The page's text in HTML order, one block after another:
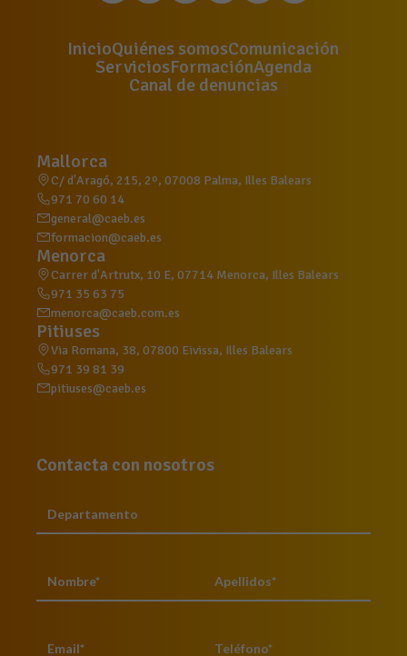
InicioQuiénes somosComunicación
ServiciosFormaciónAgenda
Canal de denuncias
Mallorca
C/ d'Aragó, 215, 2º, 07008 Palma, Illes Balears
971 70 60 14
general@caeb.es
formacion@caeb.es
Menorca
Carrer d'Artrutx, 10 E, 07714 Menorca, Illes Balears
971 35 63 75
menorca@caeb.com.es
Pitiuses
Via Romana, 38, 07800 Eivissa, Illes Balears
971 39 81 39
pitiuses@caeb.es
Contacta con nosotros